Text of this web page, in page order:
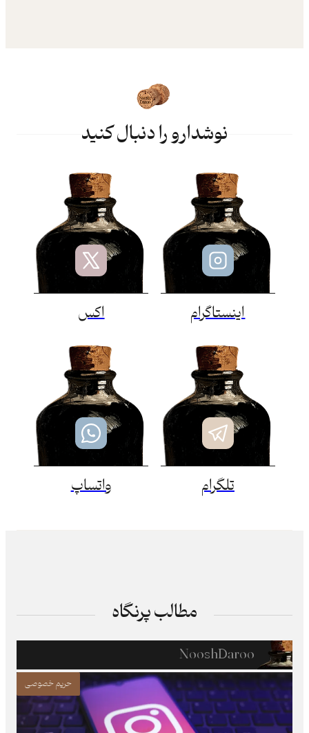
نوشدارو را دنبال کنید
اینستاگرام اکس
تلگرام واتساپ
مطالب پرنگاه
NooshDaroo
حریم خصوصی